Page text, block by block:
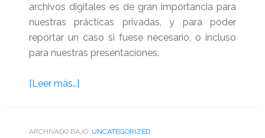
archivos digitales es de gran importancia para
nuestras prácticas privadas, y para poder
reportar un caso si fuese necesario, o incluso
para nuestras presentaciones.
[Leer más…]acerca
gratis
ARCHIVADO BAJO: UNCATEGORIZED